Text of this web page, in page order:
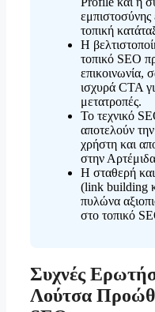
εμπιστοσύνης
τοπική
Η
τοπικό SEO
επικοινωνία,
ισχυρά CTA
μετατροπές.
Το τεχνικό
αποτελούν
χρήστη και
στην
Η σταθερή
(link building
πυλώνα
στο τοπικό
Συχνές
Λούτσα